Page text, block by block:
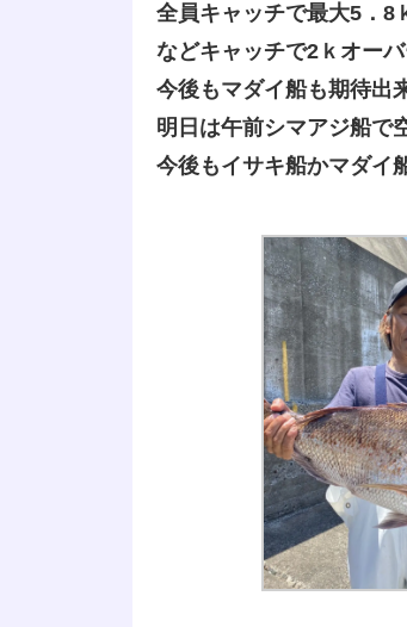
全員キャッチで最大5．8
などキャッチで2ｋオー
今後もマダイ船も期待出
明日は午前シマアジ船で
今後もイサキ船かマダイ